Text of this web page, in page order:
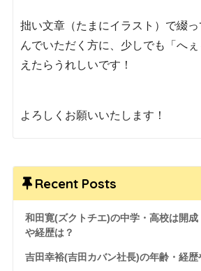
拙い文章（たまにイラスト）で綴
んでいただく方に、少しでも「へ
えたらうれしいです！
よろしくお願いいたします！
Recent Posts
和田寛(ズクトチエ)の中学・高校は開
や経歴は？
吉田幸裕(吉田カバン社長)の年齢・経歴